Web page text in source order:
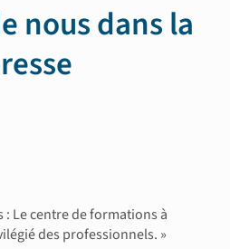
nous dans la
: Le centre de formations à
des professionnels. »